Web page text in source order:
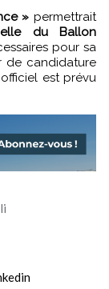
» permettrait
du Ballon
pour sa
de candidature
est prévu